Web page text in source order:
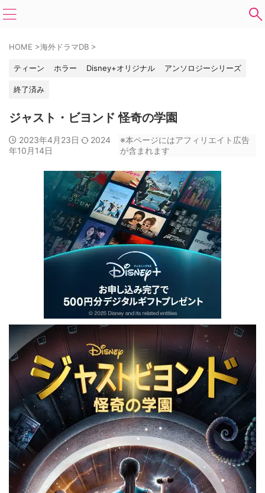
HOME >海外ドラマDB >
ティーン ホラー Disney+オリジナル アンソロジーシリーズ
終了済み
ジャスト・ビヨンド 怪奇の学園
2023年4月23日
2024
年10月14日
※本ページにはアフィリエイト広告
が含まれます